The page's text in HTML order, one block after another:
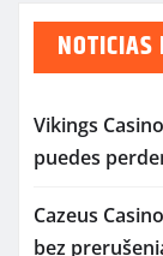
NOTICIAS
Vikings
puedes
Cazeus
bez